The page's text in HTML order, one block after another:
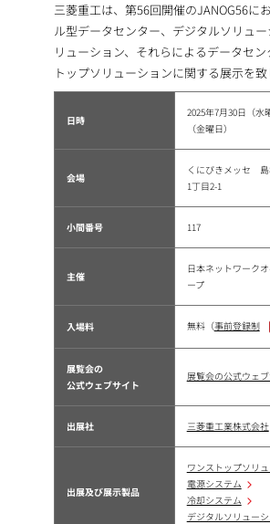
三菱重工は、第56回開催のJANOG56に
ル型データセンター、デジタルソリュ
リューション、それらによるデータセ
トップソリューションに関する展示を致
日時
2025年7月30日（水
（金曜日）
会場
くにびきメッセ 島
1丁目2-1
小間番号 117
主催
日本ネットワーク
ープ
入場料 無料（事前登録制
展覧会の
公式ウェブサイト
展覧会の公式ウェ
出展社 三菱重工業株式会社
出展及び展示製品
ワンストップソリ
電源システム
冷却システム
デジタルソリュー